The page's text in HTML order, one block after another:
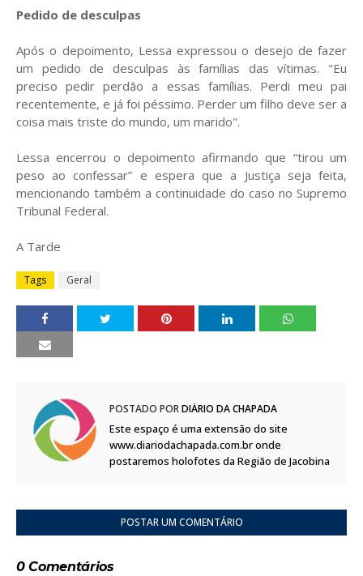
Pedido de desculpas
Após o depoimento, Lessa expressou o desejo de fazer
um pedido de desculpas às famílias das vítimas. "Eu
preciso pedir perdão a essas famílias. Perdi meu pai
recentemente, e já foi péssimo. Perder um filho deve ser a
coisa mais triste do mundo, um marido".
Lessa encerrou o depoimento afirmando que “tirou um
peso ao confessar” e espera que a Justiça seja feita,
mencionando também a continuidade do caso no Supremo
Tribunal Federal.
A Tarde
Tags Geral
POSTADO PORDIÁRIO DA CHAPADA
Este espaço é uma extensão do site
www.diariodachapada.com.br onde
postaremos holofotes da Região de Jacobina
POSTAR UM COMENTÁRIO
0 Comentários